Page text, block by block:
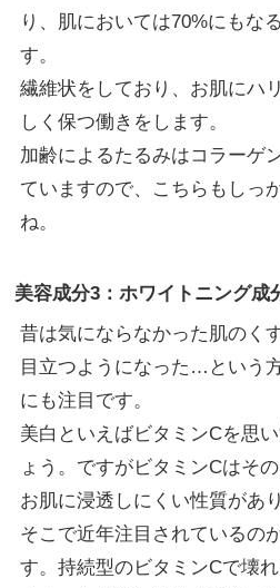
り、肌においては70%にもな
す。
繊維状をしており、お肌にハ
しく保つ働きをします。
加齢によるたるみはコラーゲ
ていますので、こちらもしっ
ね。
美容成分3：ホワイトニング成
昔は気にならなかった肌のく
目立つようになった…という
にも注目です。
美白といえばビタミンCを思
ょう。ですがビタミンCはそ
お肌に浸透しにくい性質があ
そこで近年注目されているの
す。持続型のビタミンCで壊